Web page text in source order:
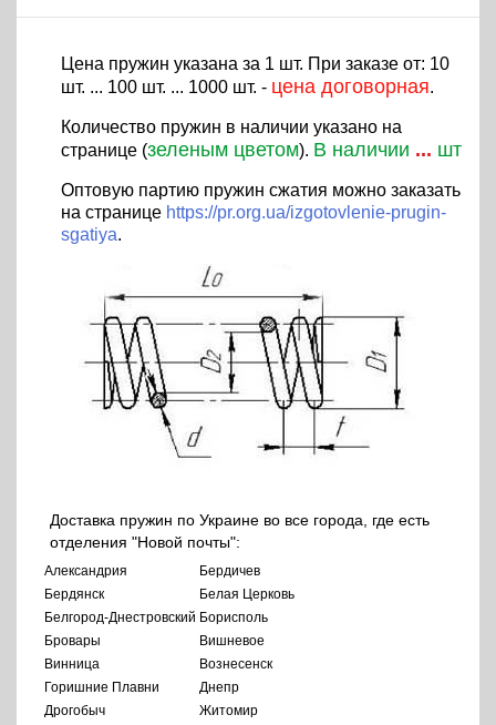
Цена пружин указана за 1 шт. При заказе от: 10
шт. ... 100 шт. ... 1000 шт. - цена договорная.
Количество пружин в наличии указано на
странице (зеленым цветом). В наличии ... шт
Оптовую партию пружин сжатия можно заказать
на странице https://pr.org.ua/izgotovlenie-prugin-
sgatiya.
Доставка пружин по Украине во все города, где есть
отделения "Новой почты":
Александрия
Бердичев
Бердянск
Белая Церковь
Белгород-Днестровский Борисполь
Бровары
Вишневое
Винница
Вознесенск
Горишние Плавни
Днепр
Дрогобыч
Житомир